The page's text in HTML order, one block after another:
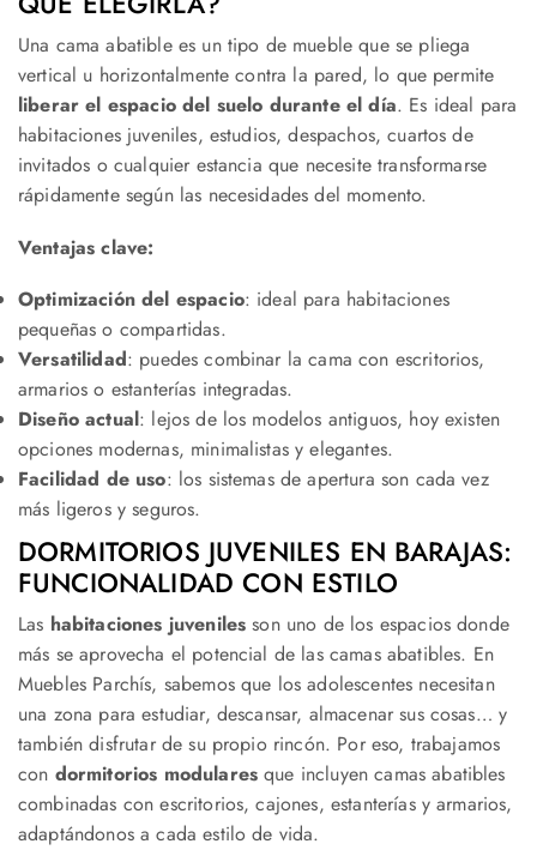
Una cama abatible es un tipo de mueble que se pliega
vertical u horizontalmente contra la pared, lo que permite
liberar el espacio del suelo durante el día. Es ideal para
habitaciones juveniles, estudios, despachos, cuartos de
invitados o cualquier estancia que necesite transformarse
rápidamente según las necesidades del momento.
Ventajas clave:
Optimización del espacio: ideal para habitaciones
pequeñas o compartidas.
Versatilidad: puedes combinar la cama con escritorios,
armarios o estanterías integradas.
Diseño actual: lejos de los modelos antiguos, hoy existen
opciones modernas, minimalistas y elegantes.
Facilidad de uso: los sistemas de apertura son cada vez
más ligeros y seguros.
DORMITORIOS JUVENILES EN BARAJAS:
FUNCIONALIDAD CON ESTILO
Las habitaciones juveniles son uno de los espacios donde
más se aprovecha el potencial de las camas abatibles. En
Muebles Parchís, sabemos que los adolescentes necesitan
una zona para estudiar, descansar, almacenar sus cosas… y
también disfrutar de su propio rincón. Por eso, trabajamos
con dormitorios modulares que incluyen camas abatibles
combinadas con escritorios, cajones, estanterías y armarios,
adaptándonos a cada estilo de vida.